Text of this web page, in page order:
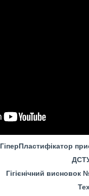
ГіперПластифікатор
Гігієнічний